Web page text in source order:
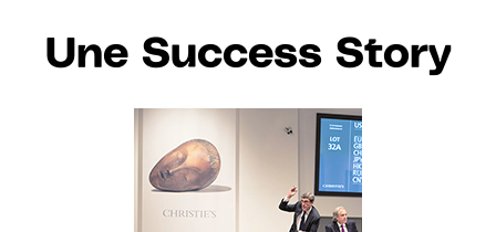
Une Success Story